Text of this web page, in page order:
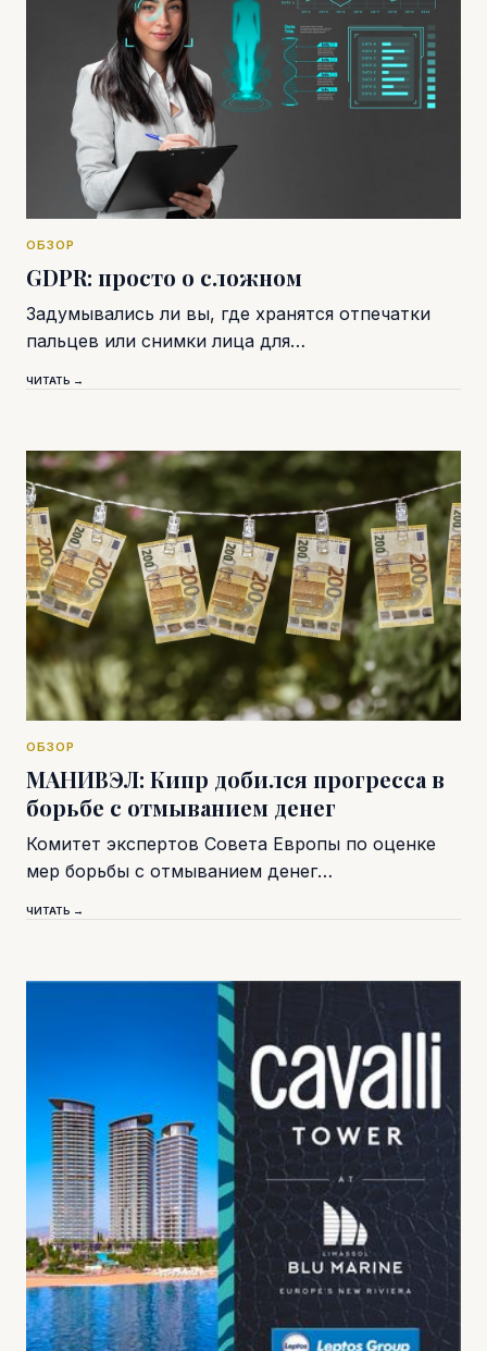
ОБЗОР
GDPR: просто о сложном
Задумывались ли вы, где хранятся отпечатки
пальцев или снимки лица для…
ЧИТАТЬ →
ОБЗОР
МАНИВЭЛ: Кипр добился прогресса в
борьбе с отмыванием денег
Комитет экспертов Совета Европы по оценке
мер борьбы с отмыванием денег…
ЧИТАТЬ →